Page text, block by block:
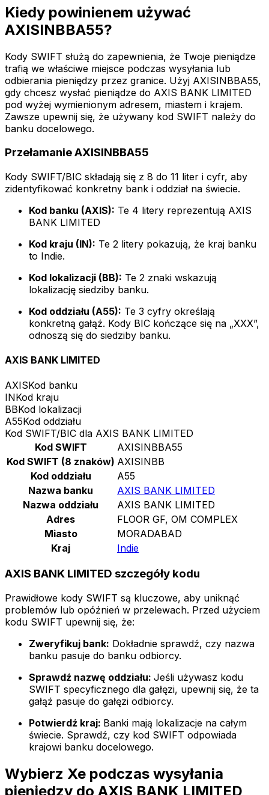
Kiedy powinienem używać
AXISINBBA55?
Kody SWIFT służą do zapewnienia, że Twoje pieniądze
trafią we właściwe miejsce podczas wysyłania lub
odbierania pieniędzy przez granice. Użyj AXISINBBA55,
gdy chcesz wysłać pieniądze do AXIS BANK LIMITED
pod wyżej wymienionym adresem, miastem i krajem.
Zawsze upewnij się, że używany kod SWIFT należy do
banku docelowego.
Przełamanie AXISINBBA55
Kody SWIFT/BIC składają się z 8 do 11 liter i cyfr, aby
zidentyfikować konkretny bank i oddział na świecie.
Kod banku (AXIS): Te 4 litery reprezentują AXIS
BANK LIMITED
Kod kraju (IN): Te 2 litery pokazują, że kraj banku
to Indie.
Kod lokalizacji (BB): Te 2 znaki wskazują
lokalizację siedziby banku.
Kod oddziału (A55): Te 3 cyfry określają
konkretną gałąź. Kody BIC kończące się na „XXX”,
odnoszą się do siedziby banku.
AXIS BANK LIMITED
AXISKod banku
INKod kraju
BBKod lokalizacji
A55Kod oddziału
Kod SWIFT/BIC dla AXIS BANK LIMITED
Kod SWIFT
AXISINBBA55
Kod SWIFT (8 znaków) AXISINBB
Kod oddziału
A55
Nazwa banku
AXIS BANK LIMITED
Nazwa oddziału
AXIS BANK LIMITED
Adres
FLOOR GF, OM COMPLEX
Miasto
MORADABAD
Kraj
Indie
AXIS BANK LIMITED szczegóły kodu
Prawidłowe kody SWIFT są kluczowe, aby uniknąć
problemów lub opóźnień w przelewach. Przed użyciem
kodu SWIFT upewnij się, że:
Zweryfikuj bank: Dokładnie sprawdź, czy nazwa
banku pasuje do banku odbiorcy.
Sprawdź nazwę oddziału: Jeśli używasz kodu
SWIFT specyficznego dla gałęzi, upewnij się, że ta
gałąź pasuje do gałęzi odbiorcy.
Potwierdź kraj: Banki mają lokalizacje na całym
świecie. Sprawdź, czy kod SWIFT odpowiada
krajowi banku docelowego.
Wybierz Xe podczas wysyłania
pieniędzy do AXIS BANK LIMITED